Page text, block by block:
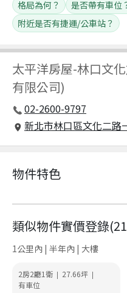
太平洋房屋-林口文
有限公司)
02-2600-9797
新北市林口區文化二路
格局為何？ 是否帶有車位
附近是否有捷運/公車站？
物件特色
類似物件實價登錄(21
1公里內 | 半年內 | 大樓
2房2廳1衛 | 27.66坪 |
有車位